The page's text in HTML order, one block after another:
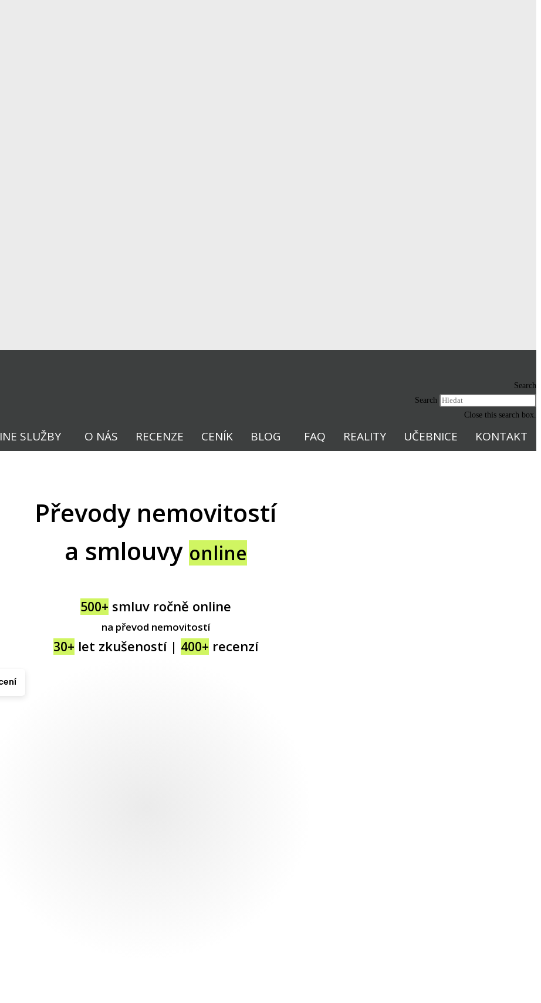
Search
Search
Close this search box.
SLUŽBY O NÁS RECENZE CENÍK BLOG FAQ REALITY UČEBNICE KONTAKT
Převody nemovitostí
a smlouvy online
500+ smluv ročně online
na převod nemovitostí
30+ let zkušeností | 400+ recenzí